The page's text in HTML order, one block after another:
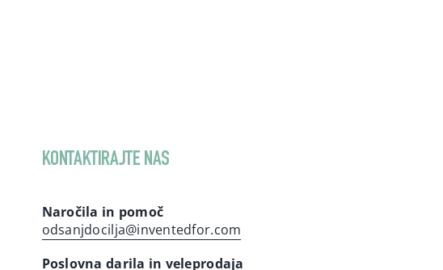
KONTAKTIRAJTE NAS
Naročila in pomoč
odsanjdocilja@inventedfor.com
Poslovna darila in veleprodaja